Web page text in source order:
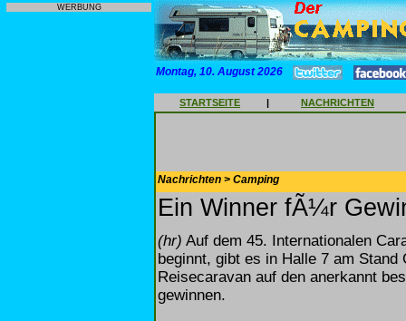
WERBUNG
Montag, 10. August 2026
STARTSEITE | NACHRICHTEN
Nachrichten > Camping
Ein Winner fÃ¼r
(hr) Auf dem 45. Internationalen
beginnt, gibt es in Halle 7 am
Reisecaravan auf den anerkannt
gewinnen.